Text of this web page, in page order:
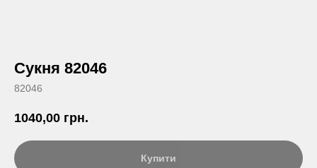
Сукня 82046
82046
1040,00 грн.
Купити